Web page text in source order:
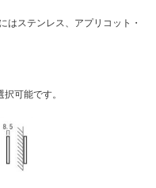
ステンレス、アプリコット・
可能です。